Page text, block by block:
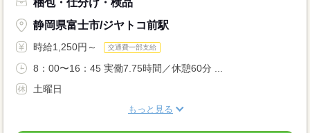
梱包・仕分け・検品
静岡県富士市/ジヤトコ前駅
時給1,250円～ 交通費一部支給
8：00〜16：45 実働7.75時間／休憩60分 ...
土曜日
もっと見る